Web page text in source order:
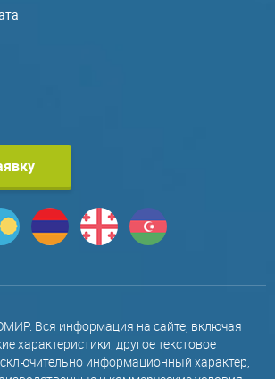
Вся информация на сайте, включая
характеристики, другое текстовое
информационный характер,